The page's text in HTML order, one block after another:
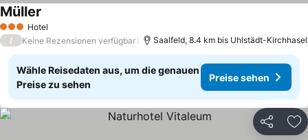
3 SterneHotel
Müller
/ Keine Rezensionen verfügbar Saalfeld, 8.4 km bis Uhlstädt-Kirchhasel
Wähle Reisedaten aus, um die genauen
Preise zu sehen
Preise sehen
Teilen